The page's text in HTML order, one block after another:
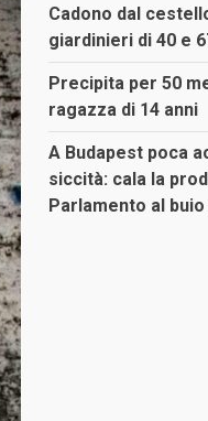
Cadono dal
giardinieri di 40 e
Precipita per 50
ragazza di 14 anni
A Budapest poca
siccità: cala la
Parlamento al